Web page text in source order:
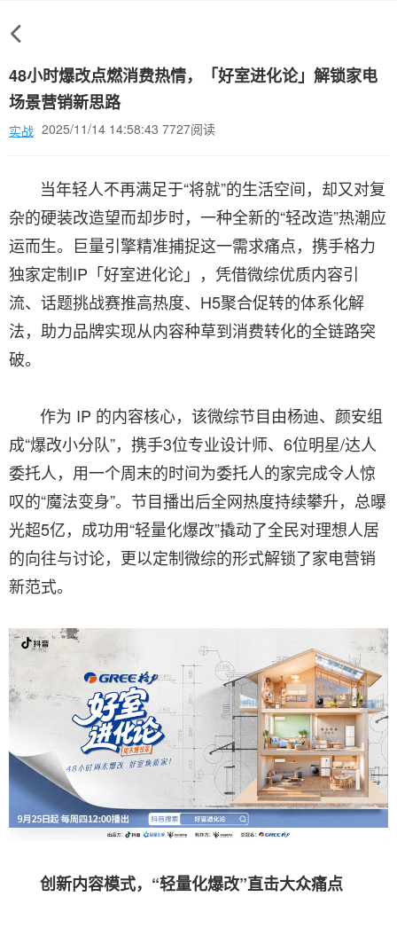
48小时爆改点燃消费热情，「好室进化论」解锁家电
场景营销新思路
实战 2025/11/14 14:58:43 7727阅读
当年轻人不再满足于“将就”的生活空间，却又对复
杂的硬装改造望而却步时，一种全新的“轻改造”热潮应
运而生。巨量引擎精准捕捉这一需求痛点，携手格力
独家定制IP「好室进化论」，凭借微综优质内容引
流、话题挑战赛推高热度、H5聚合促转的体系化解
法，助力品牌实现从内容种草到消费转化的全链路突
破。
作为 IP 的内容核心，该微综节目由杨迪、颜安组
成“爆改小分队”，携手3位专业设计师、6位明星/达人
委托人，用一个周末的时间为委托人的家完成令人惊
叹的“魔法变身”。节目播出后全网热度持续攀升，总曝
光超5亿，成功用“轻量化爆改”撬动了全民对理想人居
的向往与讨论，更以定制微综的形式解锁了家电营销
新范式。
创新内容模式，“轻量化爆改”直击大众痛点